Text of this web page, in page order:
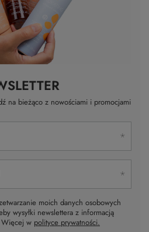
na bieżąco z nowościami i promocjami
moich danych osobowych
wysyłki newslettera z informacją
Więcej w polityce prywatności.